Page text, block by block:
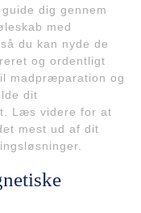
dig gennem
med
du kan nyde de
og ordentligt
madpræparation og
dit
Læs videre for at
mest ud af dit